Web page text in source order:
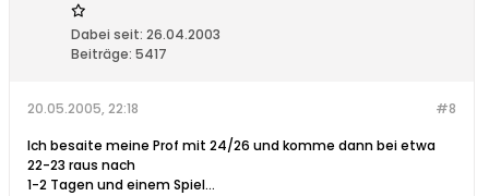
Dabei seit: 26.04.2003
Beiträge: 5417
#8
20.05.2005, 22:18
Ich besaite meine Prof mit 24/26 und komme dann bei etwa
22-23 raus nach
1-2 Tagen und einem Spiel...